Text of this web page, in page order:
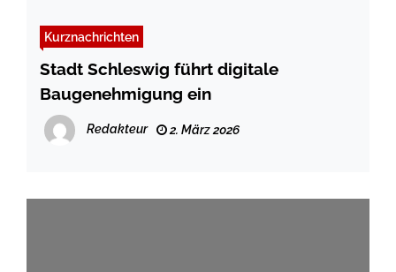
Kurznachrichten
Stadt Schleswig führt digitale
Baugenehmigung ein
Redakteur 2. März 2026